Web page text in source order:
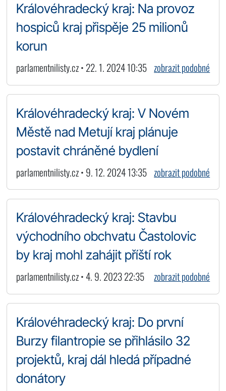
Královéhradecký kraj: Na provoz
hospiců kraj přispěje 25 milionů
korun
parlamentnilisty.cz • 22. 1. 2024 10:35 zobrazit podobné
Královéhradecký kraj: V Novém
Městě nad Metují kraj plánuje
postavit chráněné bydlení
parlamentnilisty.cz • 9. 12. 2024 13:35 zobrazit podobné
Královéhradecký kraj: Stavbu
východního obchvatu Častolovic
by kraj mohl zahájit příští rok
parlamentnilisty.cz • 4. 9. 2023 22:35 zobrazit podobné
Královéhradecký kraj: Do první
Burzy filantropie se přihlásilo 32
projektů, kraj dál hledá případné
donátory